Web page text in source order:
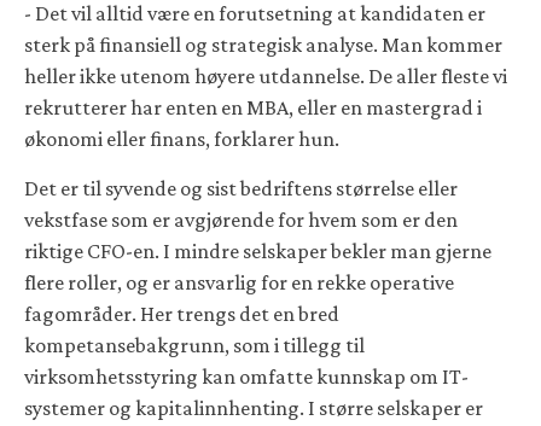
- Det vil alltid være en forutsetning at kandidaten er
sterk på finansiell og strategisk analyse. Man kommer
heller ikke utenom høyere utdannelse. De aller fleste vi
rekrutterer har enten en MBA, eller en mastergrad i
økonomi eller finans, forklarer hun.
Det er til syvende og sist bedriftens størrelse eller
vekstfase som er avgjørende for hvem som er den
riktige CFO-en. I mindre selskaper bekler man gjerne
flere roller, og er ansvarlig for en rekke operative
fagområder. Her trengs det en bred
kompetansebakgrunn, som i tillegg til
virksomhetsstyring kan omfatte kunnskap om IT-
systemer og kapitalinnhenting. I større selskaper er